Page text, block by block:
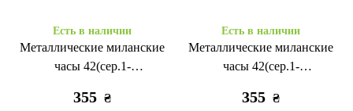
Есть в наличии
Металлические миланские
часы 42(сер.1-
Серебристый
355 ₴
Есть в наличии
Металлические миланские
часы 42(сер.1-
355 ₴